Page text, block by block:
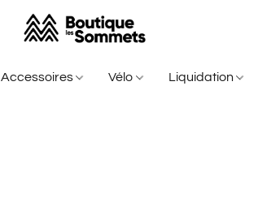
Accessoires Vélo Liquidation